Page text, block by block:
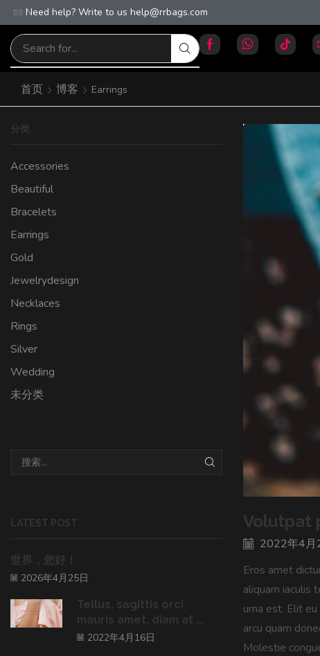
Need help? Write to us help@rrbags.com
Welcome to our store
首页 博客 Earrings
Volutpat
2022年4月
Eros amet
aliquam iaculis
urna est. Elit
arcu quam
Molestie
分类
Accessories
Beautiful
Bracelets
Earrings
Gold
Jewelrydesign
Necklaces
Rings
Silver
Wedding
未分类
LATEST POST
世界，您好！
2026年4月25日
Tellus, sagittis orci
mauris amet, diam at ...
2022年4月16日